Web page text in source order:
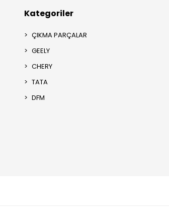
Kategoriler
ÇIKMA PARÇALAR
GEELY
CHERY
TATA
DFM